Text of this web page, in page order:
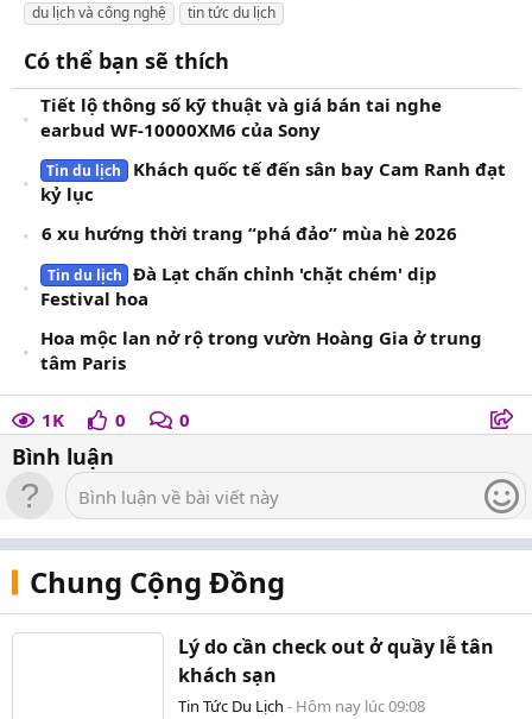
đổi số trong du lịch. Ảnh: Đức Phong
Theo ông Lê Trung Hiếu, Giám Đốc Trung tâm Xúc tiến
Thương mại và Đầu tư An Giang, trong thời gian tới đơn vị sẽ
tiếp tục tham mưu xây dựng các chương trình, đề án về
chuyển đổi số, ứng dụng công nghệ 4.0 trong phát triển du
lịch trình các cấp có thẩm quyền phê duyệt, xác định hướng đi
và lộ trình chuyển đổi số trong lĩnh vực du lịch.
Nguồn: https://dulich.laodong.vn/tin-tuc/a...de-phat-trien-du-
lich-thong-minh-1263476.html
a
g
s
du lịch và công nghệ
tin tức du lịch
Có thể bạn sẽ thích
Tiết lộ thông số kỹ thuật và giá bán tai nghe
earbud WF-10000XM6 của Sony
Tin du lịch
Khách quốc tế đến sân bay Cam Ranh đạt
kỷ lục
6 xu hướng thời trang “phá đảo” mùa hè 2026
Tin du lịch Đà Lạt chấn chỉnh 'chặt chém' dịp
Festival hoa
Hoa mộc lan nở rộ trong vườn Hoàng Gia ở trung
tâm Paris
1K 0 0
Bình luận
Bình luận về bài viết này
Chung Cộng Đồng
Lý do cần check out ở quầy lễ tân
khách sạn
Tin Tức Du Lịch - Hôm nay lúc 09:08